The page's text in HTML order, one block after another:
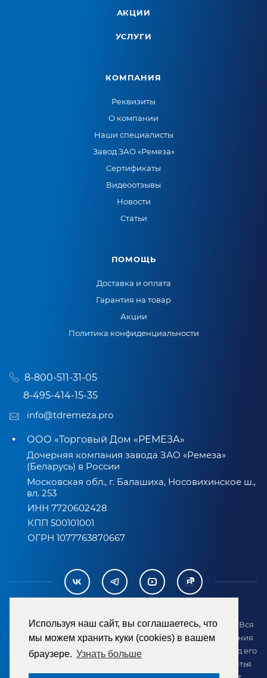
Используя наш сайт, вы соглашаетесь, что
мы можем хранить куки (cookies) в вашем
браузере. Узнать больше
АКЦИИ
УСЛУГИ
КОМПАНИЯ
Реквизиты
О компании
Наши специалисты
Завод ЗАО «Ремеза»
Сертификаты
Видеоотзывы
Новости
Статьи
ПОМОЩЬ
Доставка и оплата
Гарантия на товар
Акции
Политика конфиденциальности
8-800-511-31-05
8-495-414-15-35
info@tdremeza.pro
ООО «Торговый Дом «РЕМЕЗА»
Дочерняя компания завода ЗАО «Ремеза»
(Беларусь) в России
Московская обл., г. Балашиха, Носовихинское ш.,
вл. 253
ИНН 7720602428
КПП 500101001
ОГРН 1077763870667
2007-2026 © ООО «ТД «РЕМЕЗА». Все права защищены. Вся
информация на сайте размещена в целях предоставления
возможности покупателю ознакомиться с товаром перед его
приобретением и не является публичной офертой (статья